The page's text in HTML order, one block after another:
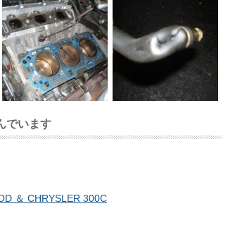
でいます
＆ CHRYSLER 300C